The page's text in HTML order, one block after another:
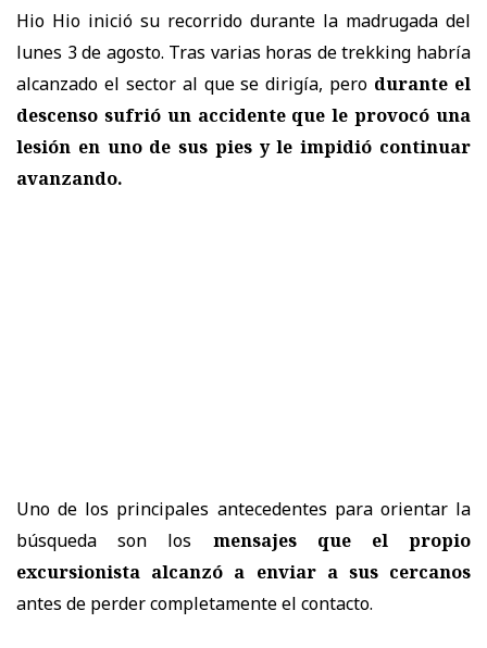
Hio Hio inició su recorrido durante la madrugada del
lunes 3 de agosto. Tras varias horas de trekking habría
alcanzado el sector al que se dirigía, pero durante el
descenso sufrió un accidente que le provocó una
lesión en uno de sus pies y le impidió continuar
avanzando.
Uno de los principales antecedentes para orientar la
búsqueda son los mensajes que el propio
excursionista alcanzó a enviar a sus cercanos
antes de perder completamente el contacto.